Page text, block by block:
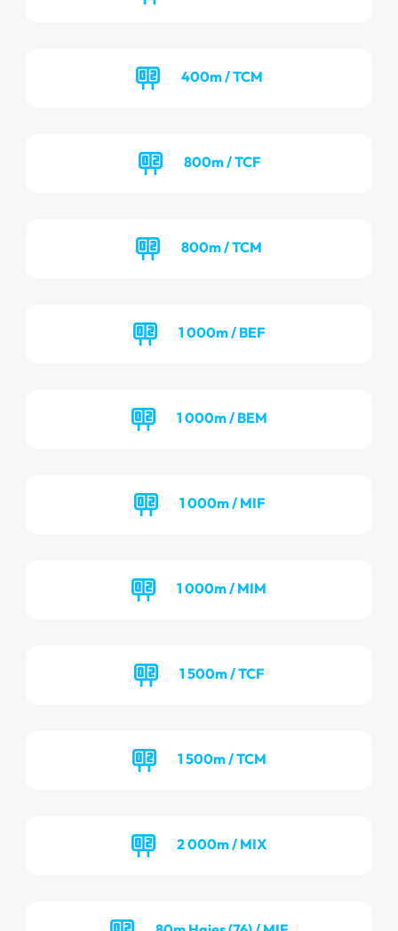
400m / TCM
800m / TCF
800m / TCM
1 000m / BEF
1 000m / BEM
1 000m / MIF
1 000m / MIM
1 500m / TCF
1 500m / TCM
2 000m / MIX